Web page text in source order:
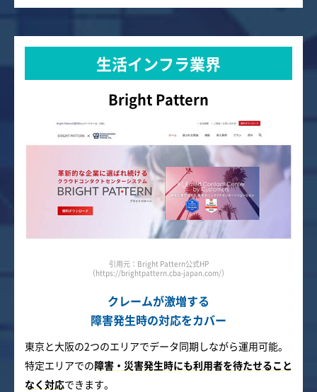
生活インフラ業界
Bright Pattern
引用元：Bright Pattern公式HP
（https://brightpattern.cba-japan.com/）
クレームが激増する
障害発生時の対応をカバー
東京と大阪の2つのエリアでデータ同期しながら運用可能。
特定エリアでの障害・災害発生時にも利用者を待たせること
なく対応できます。